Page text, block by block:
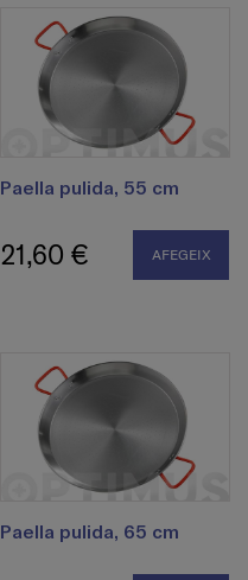
Paella pulida, 55 cm
21,60 € AFEGEIX
Paella pulida, 65 cm